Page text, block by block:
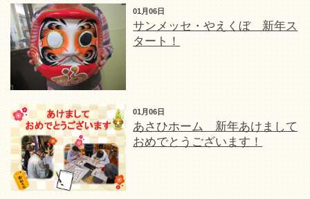
01月06日
サンメッセ・やえくぼ 新年ス
タート！
01月06日
あさひホーム 新年あけまして
おめでとうございます！